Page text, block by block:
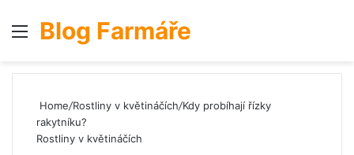
Menu
Blog Farmáře
Home/Rostliny v květináčích/Kdy probíhají řízky
rakytníku?
Rostliny v květináčích